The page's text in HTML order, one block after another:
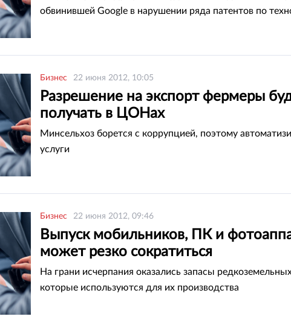
обвинившей Google в нарушении ряда патентов по
Бизнес 22 июня 2012, 10:05
Разрешение на экспорт фермеры
получать в ЦОНах
Минсельхоз борется с коррупцией, поэтому
услуги
Бизнес 22 июня 2012, 09:46
Выпуск мобильников, ПК и
может резко сократиться
На грани исчерпания оказались запасы
которые используются для их производства